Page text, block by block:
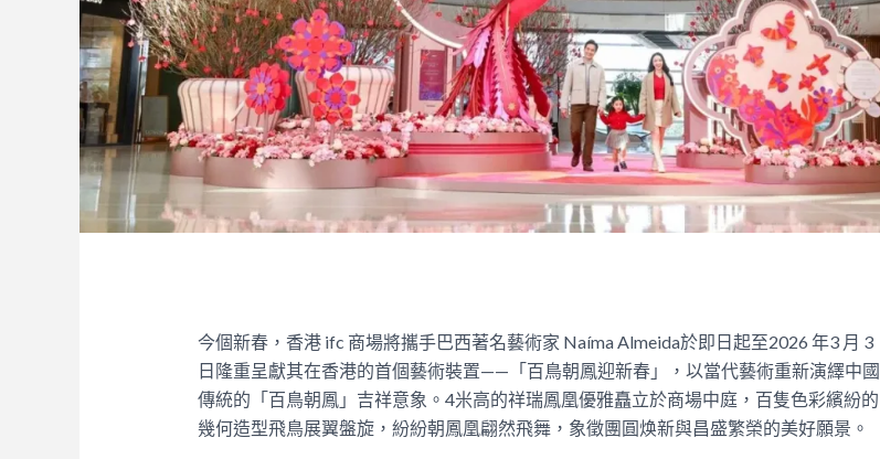
今個新春，香港 ifc 商場將攜手巴西著名藝術家 Naíma Almeida於即日起至2026 年3 月 3
日隆重呈獻其在香港的首個藝術裝置——「百鳥朝鳳迎新春」，以當代藝術重新演繹中國
傳統的「百鳥朝鳳」吉祥意象。4米高的祥瑞鳳凰優雅矗立於商場中庭，百隻色彩繽紛的
幾何造型飛鳥展翼盤旋，紛紛朝鳳凰翩然飛舞，象徵團圓焕新與昌盛繁榮的美好願景。